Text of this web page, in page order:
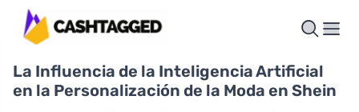
La Influencia de la Inteligencia Artificial
en la Personalización de la Moda en Shein